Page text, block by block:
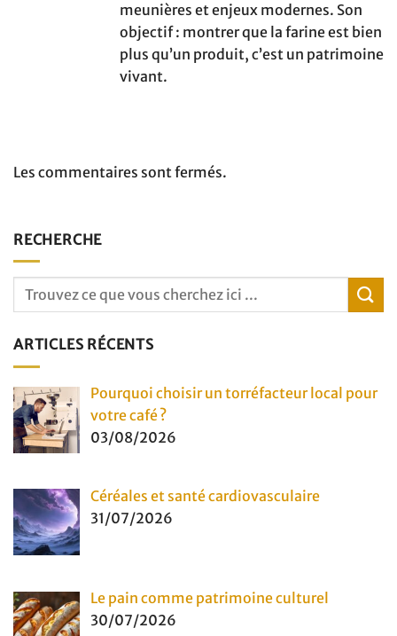
meunières et enjeux modernes. Son
objectif : montrer que la farine est bien
plus qu’un produit, c’est un patrimoine
vivant.
Les commentaires sont fermés.
RECHERCHE
ARTICLES RÉCENTS
Pourquoi choisir un torréfacteur local pour
votre café ?
03/08/2026
Céréales et santé cardiovasculaire
31/07/2026
Le pain comme patrimoine culturel
30/07/2026